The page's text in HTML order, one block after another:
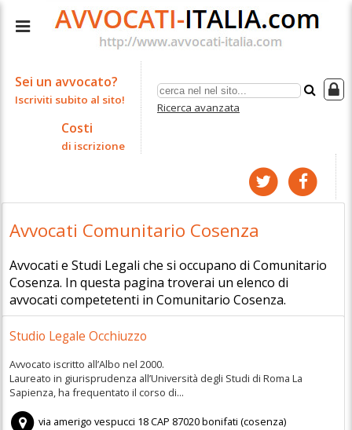
Ricerca avanzata
Sei un avvocato?
Iscriviti subito al sito!
Costi
di iscrizione
Avvocati Comunitario Cosenza
Avvocati e Studi Legali che si occupano di Comunitario
Cosenza. In questa pagina troverai un elenco di
avvocati competetenti in Comunitario Cosenza.
Studio Legale Occhiuzzo
Avvocato iscritto all’Albo nel 2000.
Laureato in giurisprudenza all’Università degli Studi di Roma La
Sapienza, ha frequentato il corso di...
via amerigo vespucci 18CAP 87020bonifati (cosenza)